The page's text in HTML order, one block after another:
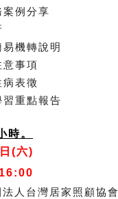
例分享
機轉說明
事項
表徵
重點報告
時。
日 (六)
人台灣居家照顧協會